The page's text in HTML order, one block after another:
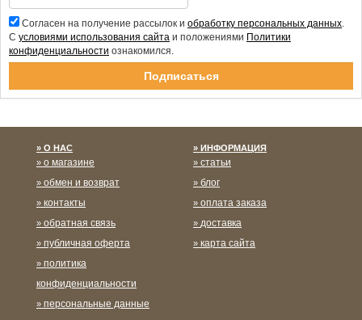
Согласен на получение рассылок и обработку персональных данных
С условиями использования сайта и положениями Политики
конфиденциальности ознакомился.
О НАС
о магазине
обмен и возврат
контакты
обратная связь
публичная оферта
политика
конфиденциальности
персональные данные
ИНФОРМАЦИЯ
статьи
блог
оплата заказа
доставка
карта сайта